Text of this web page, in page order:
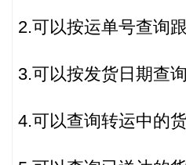
2.可以按运单号查询
3.可以按发货日期查
4.可以查询转运中的货